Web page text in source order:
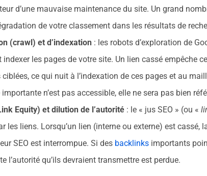
d’une mauvaise maintenance du site. Un grand
de votre classement dans les résultats de
(crawl) et d’indexation : les robots d’exploration de
les pages de votre site. Un lien cassé empêche
ciblées, ce qui nuit à l’indexation de ces pages et au
n’est pas accessible, elle ne sera pas bien
Equity) et dilution de l’autorité: le « jus SEO » (ou «
les liens. Lorsqu’un lien (interne ou externe) est cassé,
SEO est interrompue. Si des backlinksimportants
l’autorité qu’ils devraient transmettre est perdue.